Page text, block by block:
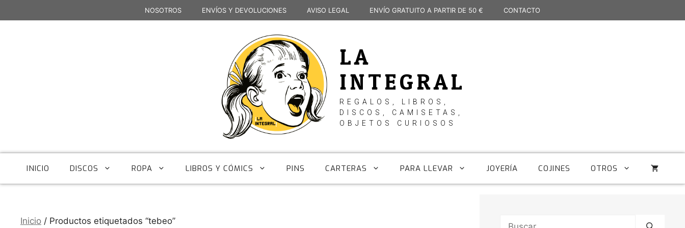
al
NOSOTROS ENVÍOS Y DEVOLUCIONES AVISO LEGAL ENVÍO GRATUITO A PARTIR DE 50 € CONTACTO
LA
INTEGRAL
REGALOS, LIBROS,
DISCOS, CAMISETAS,
OBJETOS CURIOSOS
INICIO DISCOS ROPA LIBROS Y CÓMICS PINS CARTERAS PARA LLEVAR JOYERÍA COJINES OTROS
Inicio / Productos etiquetados “tebeo” Buscar: